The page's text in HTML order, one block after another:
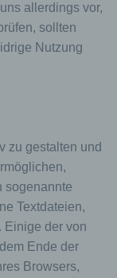
allerdings vor,
sollten
Nutzung
zu gestalten und
sogenannte
Textdateien,
Einige der von
Ende der
Browsers,